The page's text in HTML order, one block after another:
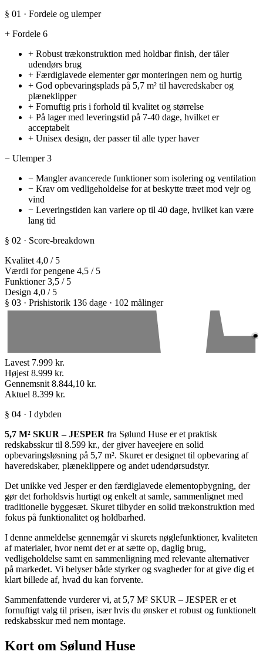
§ 01 · Fordele og ulemper
+ Fordele 6
+ Robust trækonstruktion med holdbar finish, der tåler
udendørs brug
+ Færdiglavede elementer gør monteringen nem og hurtig
+ God opbevaringsplads på 5,7 m² til haveredskaber og
plæneklipper
+ Fornuftig pris i forhold til kvalitet og størrelse
+ På lager med leveringstid på 7-40 dage, hvilket er
acceptabelt
+ Unisex design, der passer til alle typer haver
− Ulemper 3
− Mangler avancerede funktioner som isolering og ventilation
− Krav om vedligeholdelse for at beskytte træet mod vejr og
vind
− Leveringstiden kan variere op til 40 dage, hvilket kan være
lang tid
§ 02 · Score-breakdown
Kvalitet 4,0 / 5
Værdi for pengene 4,5 / 5
Funktioner 3,5 / 5
Design 4,0 / 5
§ 03 · Prishistorik 136 dage · 102 målinger
Lavest 7.999 kr.
Højest 8.999 kr.
Gennemsnit 8.844,10 kr.
Aktuel 8.399 kr.
§ 04 · I dybden
5,7 M² SKUR – JESPER fra Sølund Huse er et praktisk
redskabsskur til 8.599 kr., der giver haveejere en solid
opbevaringsløsning på 5,7 m². Skuret er designet til opbevaring af
haveredskaber, plæneklippere og andet udendørsudstyr.
Det unikke ved Jesper er den færdiglavede elementopbygning, der
gør det forholdsvis hurtigt og enkelt at samle, sammenlignet med
traditionelle byggesæt. Skuret tilbyder en solid trækonstruktion med
fokus på funktionalitet og holdbarhed.
I denne anmeldelse gennemgår vi skurets nøglefunktioner, kvaliteten
af materialer, hvor nemt det er at sætte op, daglig brug,
vedligeholdelse samt en sammenligning med relevante alternativer
på markedet. Vi belyser både styrker og svagheder for at give dig et
klart billede af, hvad du kan forvente.
Sammenfattende vurderer vi, at 5,7 M² SKUR – JESPER er et
fornuftigt valg til prisen, især hvis du ønsker et robust og funktionelt
redskabsskur med nem montage.
Kort om Sølund Huse